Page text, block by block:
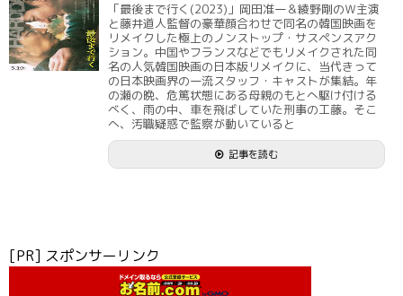
「最後まで行く(2023)」岡田准一＆綾野剛のＷ主演
と藤井道人監督の豪華顔合わせで同名の韓国映画を
リメイクした極上のノンストップ・サスペンスアク
ション。中国やフランスなどでもリメイクされた同
名の人気韓国映画の日本版リメイクに、当代きって
の日本映画界の一流スタッフ・キャストが集結。年
の瀬の晩、危篤状態にある母親のもとへ駆け付ける
べく、雨の中、車を飛ばしていた刑事の工藤。そこ
へ、汚職疑惑で監察が動いていると
記事を読む
[PR] スポンサーリンク